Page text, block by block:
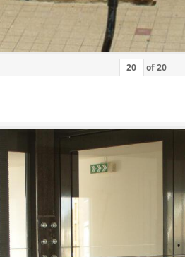
of20